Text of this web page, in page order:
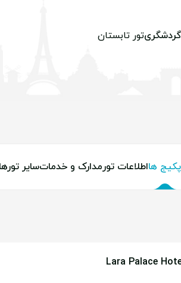
تور تابستان
پکیج هااطلاعات تورمدارک و خدماتسایر تورها
Lara Palace